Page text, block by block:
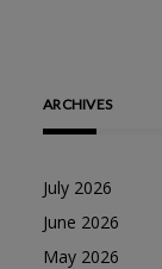
ARCHIVES
July 2026
June 2026
May 2026